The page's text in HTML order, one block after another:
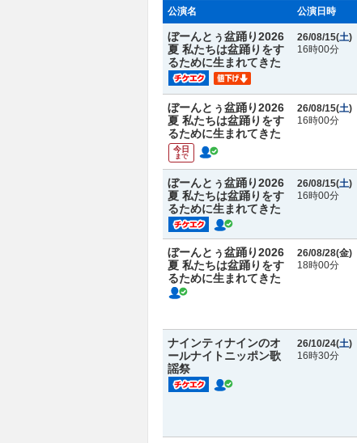
公演名 公演日時
ぼーんとぅ盆踊り2026
夏 私たちは盆踊りをす
るために生まれてきた
26/08/15(土)
16時00分
ぼーんとぅ盆踊り2026
夏 私たちは盆踊りをす
るために生まれてきた
今日
まで
26/08/15(土)
16時00分
ぼーんとぅ盆踊り2026
夏 私たちは盆踊りをす
るために生まれてきた
26/08/15(土)
16時00分
ぼーんとぅ盆踊り2026
夏 私たちは盆踊りをす
るために生まれてきた
26/08/28(金)
18時00分
ナインティナインのオ
ールナイトニッポン歌
謡祭
26/10/24(土)
16時30分